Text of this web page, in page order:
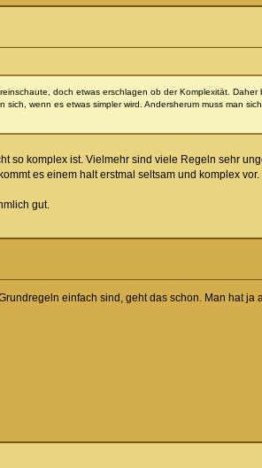
doch etwas erschlagen ob der Komplexität.
wenn es etwas simpler wird. Andersherum muss man
so komplex ist. Vielmehr sind viele Regeln sehr
es einem halt erstmal seltsam und komplex vor.
gut.
einfach sind, geht das schon. Man hat ja